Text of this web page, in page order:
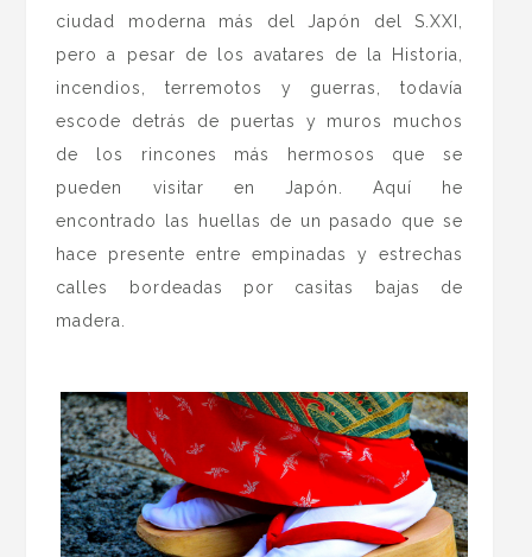
ciudad moderna más del Japón del S.XXI,
pero a pesar de los avatares de la Historia,
incendios, terremotos y guerras, todavía
escode detrás de puertas y muros muchos
de los rincones más hermosos que se
pueden visitar en Japón. Aquí he
encontrado las huellas de un pasado que se
hace presente entre empinadas y estrechas
calles bordeadas por casitas bajas de
madera.